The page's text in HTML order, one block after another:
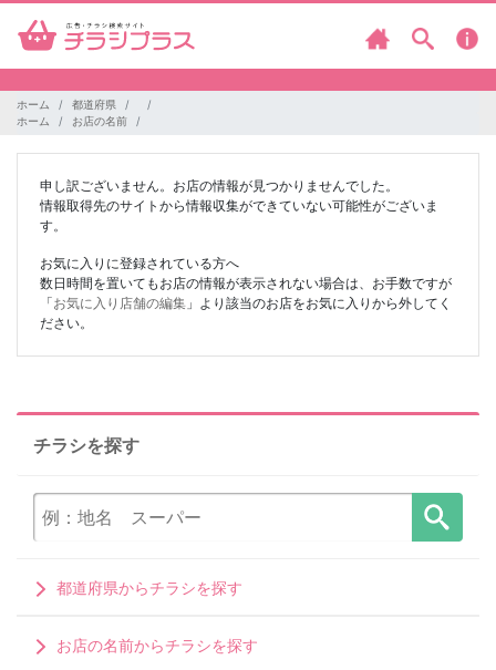
ホーム
都道府県
ホーム
お店の名前
申し訳ございません。お店の情報が見つかりませんでした。
情報取得先のサイトから情報収集ができていない可能性がございま
す。
お気に入りに登録されている方へ
数日時間を置いてもお店の情報が表示されない場合は、お手数ですが
「お気に入り店舗の編集 」より該当のお店をお気に入りから外してく
ださい。
チラシを探す
都道府県からチラシを探す
お店の名前からチラシを探す